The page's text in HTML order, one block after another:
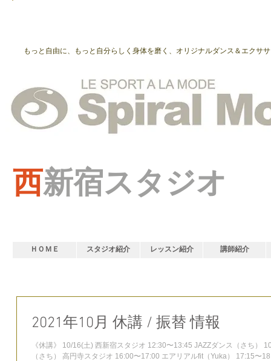
もっと自由に、もっと自分らしく身体を磨く、オリジナルダンス＆エクサ
西新宿スタジオ
ＨＯＭＥ スタジオ紹介 レッスン紹介 講師紹介
2021年10月 休講 / 振替 情報
《休講》 10/16(土) 西新宿スタジオ 12:30〜13:45 JAZZダンス（さち）
（さち） 高円寺スタジオ 16:00〜17:00 エアリアルfit（Yuka） 17:15〜